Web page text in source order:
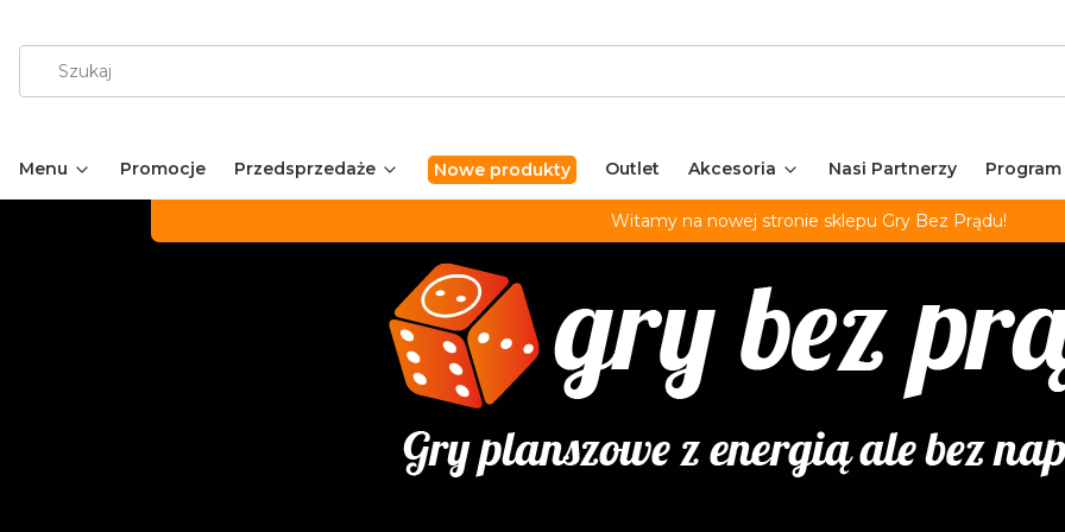
Menu Promocje Przedsprzedaże Nowe produkty Outlet Akcesoria Nasi Partnerzy
Witamy na nowej stronie sklepu Gry Bez Prądu!